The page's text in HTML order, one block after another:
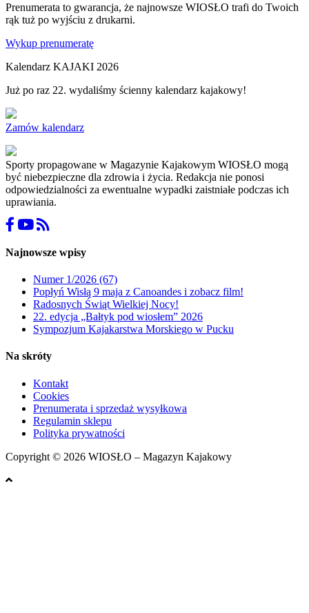
Prenumerata to gwarancja, że najnowsze WIOSŁO trafi do Twoich
rąk tuż po wyjściu z drukarni.
Wykup prenumeratę
Kalendarz KAJAKI 2026
Już po raz 22. wydaliśmy ścienny kalendarz kajakowy!
Zamów kalendarz
Sporty propagowane w Magazynie Kajakowym WIOSŁO mogą
być niebezpieczne dla zdrowia i życia. Redakcja nie ponosi
odpowiedzialności za ewentualne wypadki zaistniałe podczas ich
uprawiania.
Najnowsze wpisy
Numer 1/2026 (67)
Popłyń Wisłą 9 maja z Canoandes i zobacz film!
Radosnych Świąt Wielkiej Nocy!
22. edycja „Bałtyk pod wiosłem” 2026
Sympozjum Kajakarstwa Morskiego w Pucku
Na skróty
Kontakt
Cookies
Prenumerata i sprzedaż wysyłkowa
Regulamin sklepu
Polityka prywatności
Copyright © 2026 WIOSŁO – Magazyn Kajakowy